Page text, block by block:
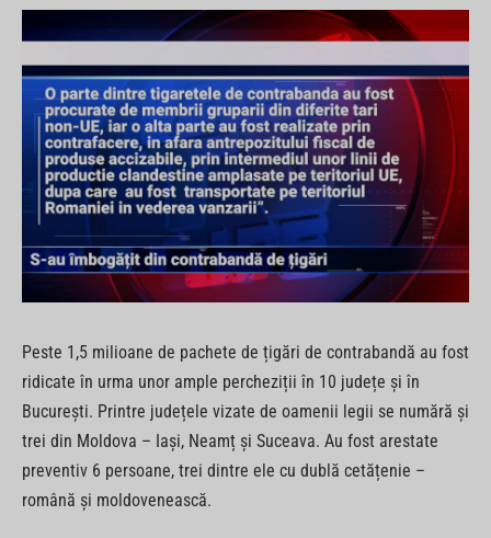
Peste 1,5 milioane de pachete de țigări de contrabandă au fost
ridicate în urma unor ample percheziții în 10 județe și în
București. Printre județele vizate de oamenii legii se numără și
trei din Moldova – Iași, Neamț și Suceava. Au fost arestate
preventiv 6 persoane, trei dintre ele cu dublă cetățenie –
română și moldovenească.